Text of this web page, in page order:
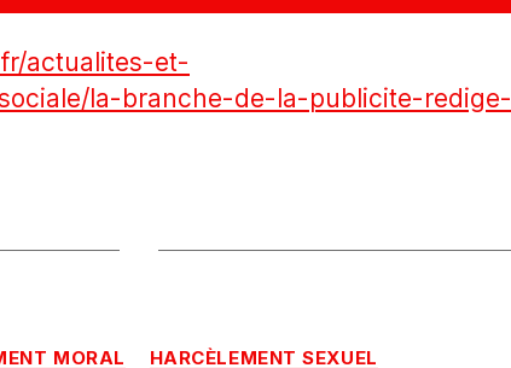
actualites-et-
la-branche-de-la-publicite-
MORAL HARCÈLEMENT SEXUEL